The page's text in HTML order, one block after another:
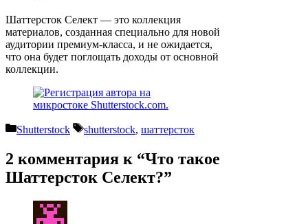
Шаттерсток Селект — это коллекция
материалов, созданная специально для новой
аудитории премиум-класса, и не ожидается,
что она будет поглощать доходы от основной
коллекции.
Рубрики
Shutterstock Метки
shutterstock, шаттерсток
2 комментария к “Что такое
Шаттерсток Селект?”